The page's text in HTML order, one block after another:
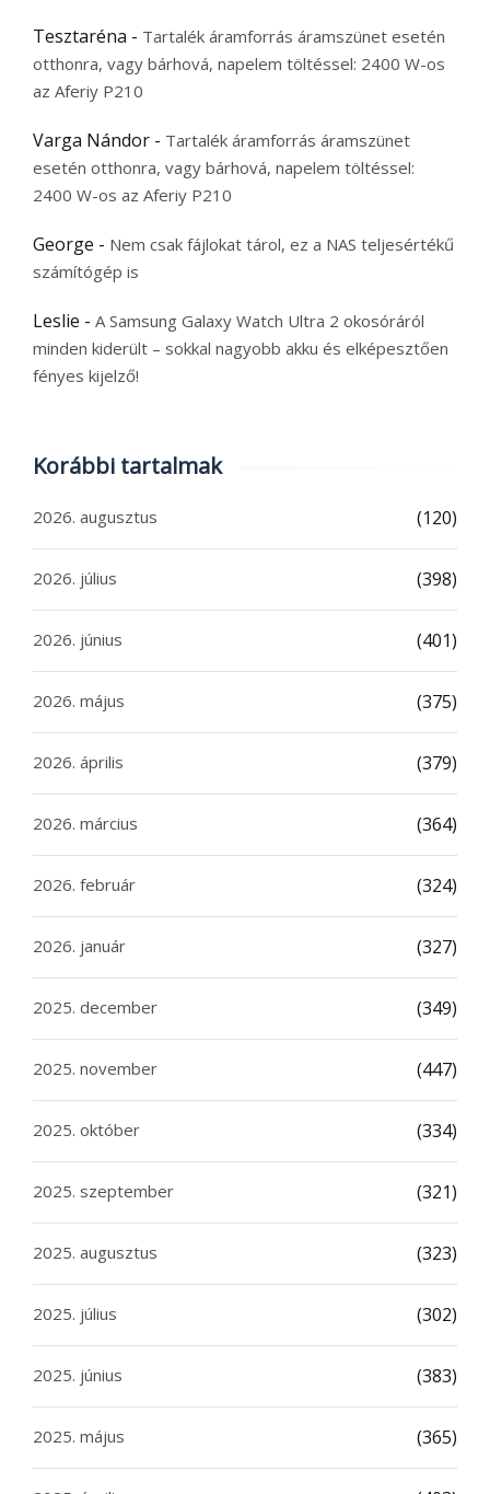
Tesztaréna - Tartalék áramforrás áramszünet esetén
otthonra, vagy bárhová, napelem töltéssel: 2400 W-os
az Aferiy P210
Varga Nándor - Tartalék áramforrás áramszünet
esetén otthonra, vagy bárhová, napelem töltéssel:
2400 W-os az Aferiy P210
George - Nem csak fájlokat tárol, ez a NAS teljesértékű
számítógép is
Leslie - A Samsung Galaxy Watch Ultra 2 okosóráról
minden kiderült – sokkal nagyobb akku és elképesztően
fényes kijelző!
Korábbi tartalmak
2026. augusztus (120)
2026. július (398)
2026. június (401)
2026. május (375)
2026. április (379)
2026. március (364)
2026. február (324)
2026. január (327)
2025. december (349)
2025. november (447)
2025. október (334)
2025. szeptember (321)
2025. augusztus (323)
2025. július (302)
2025. június (383)
2025. május (365)